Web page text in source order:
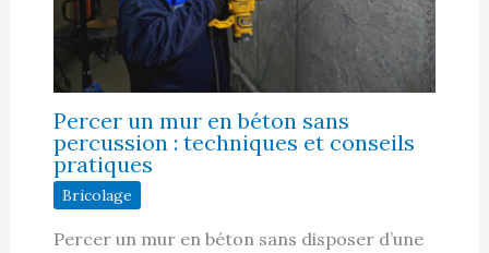
Percer un mur en béton sans
percussion : techniques et conseils
pratiques
Bricolage
Percer un mur en béton sans disposer d’une